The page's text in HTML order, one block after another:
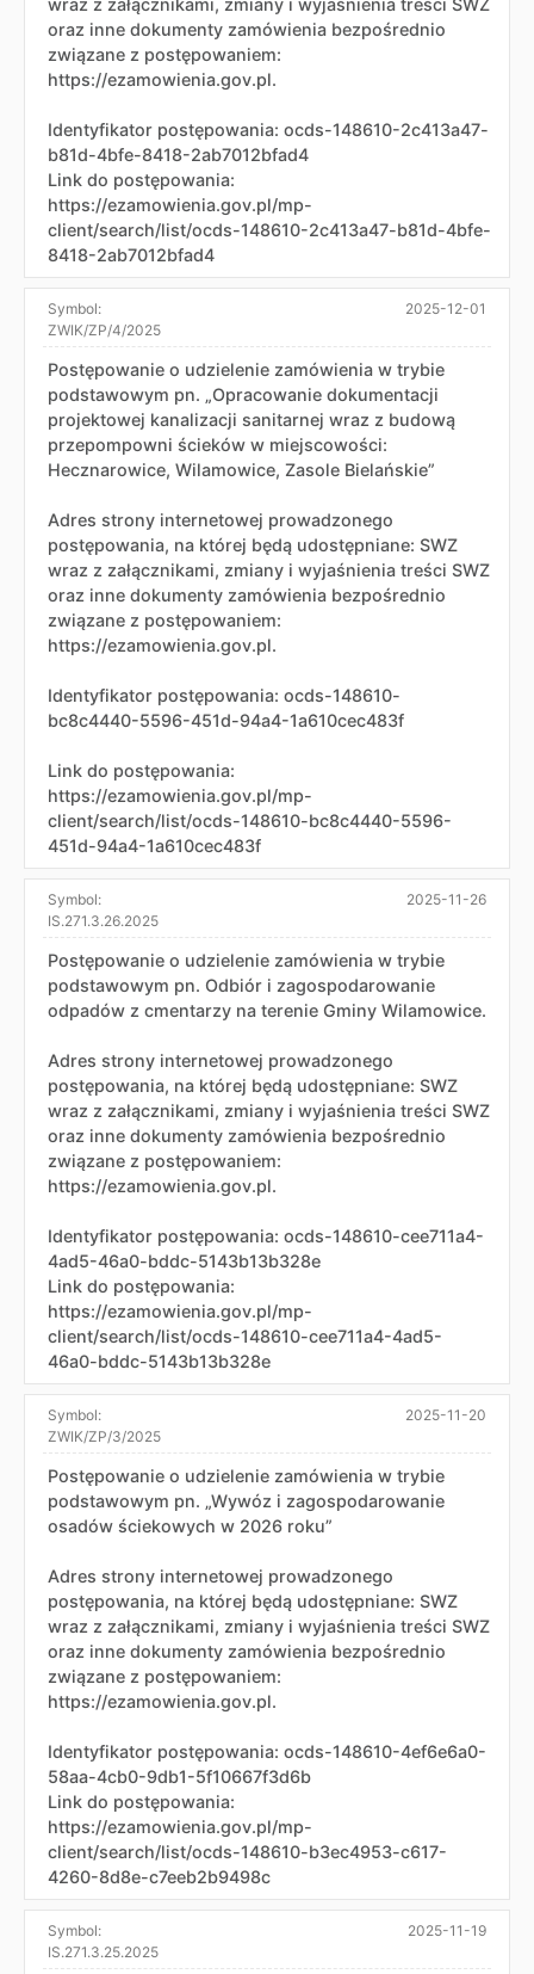
oraz inne dokumenty zamówienia bezpośrednio
związane z postępowaniem:
https://ezamowienia.gov.pl.
Identyfikator postępowania: ocds-148610-2c413a47-
b81d-4bfe-8418-2ab7012bfad4
Link do postępowania:
https://ezamowienia.gov.pl/mp-
client/search/list/ocds-148610-2c413a47-b81d-4bfe-
8418-2ab7012bfad4
Symbol:
ZWIK/ZP/4/2025
2025-12-01
Postępowanie o udzielenie zamówienia w trybie
podstawowym pn. „Opracowanie dokumentacji
projektowej kanalizacji sanitarnej wraz z budową
przepompowni ścieków w miejscowości:
Hecznarowice, Wilamowice, Zasole Bielańskie”
Adres strony internetowej prowadzonego
postępowania, na której będą udostępniane: SWZ
wraz z załącznikami, zmiany i wyjaśnienia treści SWZ
oraz inne dokumenty zamówienia bezpośrednio
związane z postępowaniem:
https://ezamowienia.gov.pl.
Identyfikator postępowania: ocds-148610-
bc8c4440-5596-451d-94a4-1a610cec483f
Link do postępowania:
https://ezamowienia.gov.pl/mp-
client/search/list/ocds-148610-bc8c4440-5596-
451d-94a4-1a610cec483f
Symbol:
IS.271.3.26.2025
2025-11-26
Postępowanie o udzielenie zamówienia w trybie
podstawowym pn. Odbiór i zagospodarowanie
odpadów z cmentarzy na terenie Gminy Wilamowice.
Adres strony internetowej prowadzonego
postępowania, na której będą udostępniane: SWZ
wraz z załącznikami, zmiany i wyjaśnienia treści SWZ
oraz inne dokumenty zamówienia bezpośrednio
związane z postępowaniem:
https://ezamowienia.gov.pl.
Identyfikator postępowania: ocds-148610-cee711a4-
4ad5-46a0-bddc-5143b13b328e
Link do postępowania:
https://ezamowienia.gov.pl/mp-
client/search/list/ocds-148610-cee711a4-4ad5-
46a0-bddc-5143b13b328e
Symbol:
ZWIK/ZP/3/2025
2025-11-20
Postępowanie o udzielenie zamówienia w trybie
podstawowym pn. „Wywóz i zagospodarowanie
osadów ściekowych w 2026 roku”
Adres strony internetowej prowadzonego
postępowania, na której będą udostępniane: SWZ
wraz z załącznikami, zmiany i wyjaśnienia treści SWZ
oraz inne dokumenty zamówienia bezpośrednio
związane z postępowaniem:
https://ezamowienia.gov.pl.
Identyfikator postępowania: ocds-148610-4ef6e6a0-
58aa-4cb0-9db1-5f10667f3d6b
Link do postępowania:
https://ezamowienia.gov.pl/mp-
client/search/list/ocds-148610-b3ec4953-c617-
4260-8d8e-c7eeb2b9498c
Symbol:
IS.271.3.25.2025
2025-11-19